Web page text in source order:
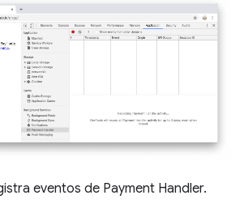
eventos de Payment Handler.